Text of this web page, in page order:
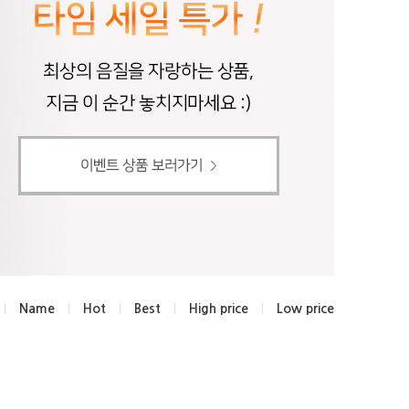
Name Hot Best High price Low price